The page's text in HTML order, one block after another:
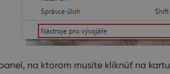
na ktorom musíte kliknúť na kartu